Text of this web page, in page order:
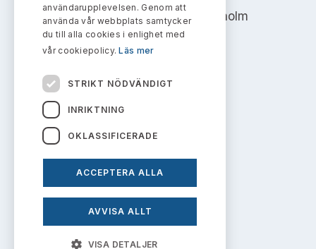
Verksamhetsberättelser
Publikationer och anföranden
Prenumerera
Address: Box 7354, 103 90 Stockholm
info@aktiemarknadsnamnden.se
Om innehållet
Om webbplatsen
Prenumerera på uttalanden
användarupplevelsen. Genom att
använda vår webbplats samtycker
du till alla cookies i enlighet med
vår cookiepolicy.Läs mer
STRIKT NÖDVÄNDIGT
INRIKTNING
OKLASSIFICERADE
ACCEPTERA ALLA
AVVISA ALLT
VISA DETALJER